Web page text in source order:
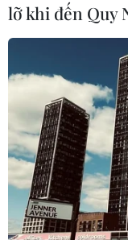
lỡ khi đến Quy